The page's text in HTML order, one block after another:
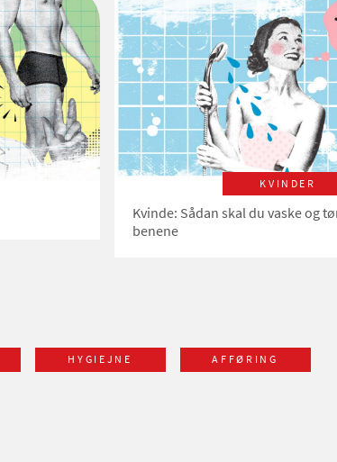
KVINDER
Kvinde: Sådan skal du vaske og
benene
HYGIEJNE AFFØRING